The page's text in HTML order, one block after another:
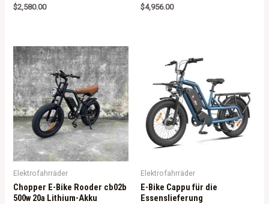
Rated
5.00
$2,580.00
Rated
5.00
$4,956.00
Elektrofahrräder
Chopper E-Bike Rooder cb02b
500w 20a Lithium-Akku
Elektrofahrräder
E-Bike Cappu für die
Essenslieferung